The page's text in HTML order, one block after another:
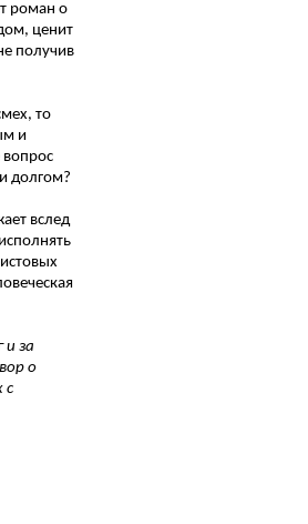
роман о
ценит
получив
то
и
вопрос
долгом?
вслед
за
о
с